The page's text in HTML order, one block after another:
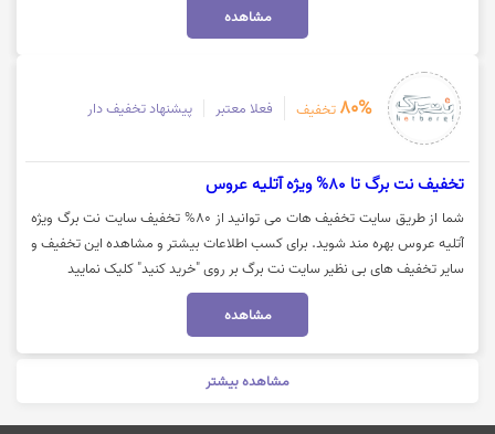
مشاهده
80% تخفیف فعلا معتبر پیشنهاد تخفیف دار
تخفیف نت برگ تا 80% ویژه آتلیه عروس
شما از طریق سایت تخفیف هات می توانید از 80% تخفیف سایت نت برگ ویژه
آتلیه عروس بهره مند شوید. برای کسب اطلاعات بیشتر و مشاهده این تخفیف و
سایر تخفیف های بی نظیر سایت نت برگ بر روی "خرید کنید" کلیک نمایید
مشاهده
مشاهده بیشتر